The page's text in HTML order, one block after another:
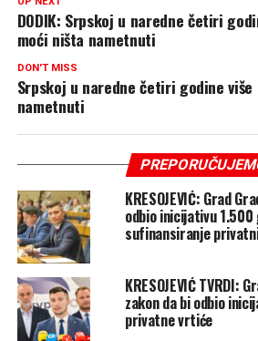
DODIK: Srpskoj u naredne četiri
moći ništa nametnuti
DON'T MISS
Srpskoj u naredne četiri godine
nametnuti
KRESOJEVIĆ: Grad
odbio inicijativu 1.500
sufinansiranje
KRESOJEVIĆ TVRDI:
zakon da bi odbio
privatne vrtiće